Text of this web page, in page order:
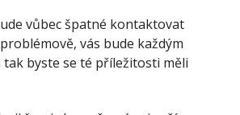
vůbec špatné kontaktovat
vás bude každým
byste se té příležitosti měli